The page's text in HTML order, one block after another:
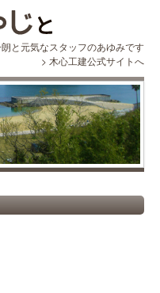
と元気なスタッフのあゆみです
> 木心工建公式サイトへ